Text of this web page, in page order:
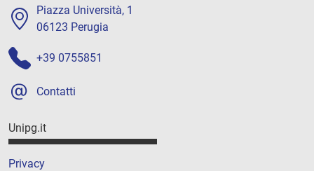
Piazza Università, 1
06123 Perugia
+39 0755851
Contatti
Unipg.it
Privacy